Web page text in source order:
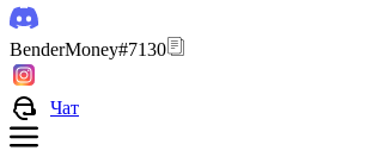
BenderMoney#7130
Чат